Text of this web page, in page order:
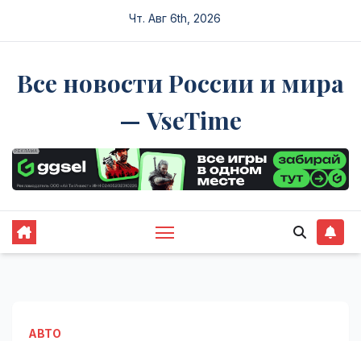
Чт. Авг 6th, 2026
Все новости России и мира
— VseTime
АВТО